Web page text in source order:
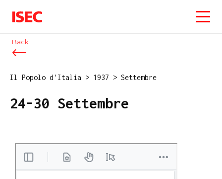
ISEC
Back
Il Popolo d'Italia > 1937 > Settembre
24-30 Settembre